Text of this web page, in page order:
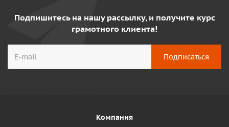
Подпишитесь на нашу рассылку, и получите курс
грамотного клиента!
Компания